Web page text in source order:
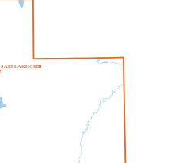
SALTLAKECICH
TY